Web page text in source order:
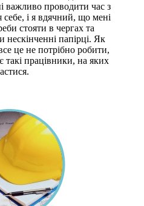
важливо проводити час з
себе, і я вдячний, що мені
стояти в чергах та
нескінченні папірці. Як
це не потрібно робити,
такі працівники, на яких